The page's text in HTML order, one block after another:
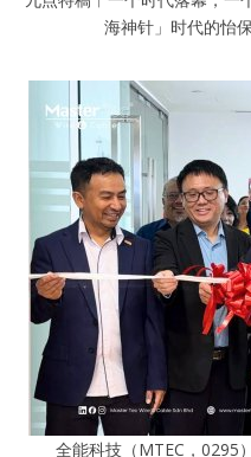
海神针」时代的怡
全能科技（MTEC，0295